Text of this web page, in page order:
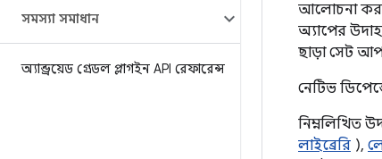
সমস্যা সমাধান
অ্যান্ড্রয়েড গ্রেডল প্লাগইন API রেফারেন্স
আলোচনা
অ্যাপের
ছাড়া সেট
নেটিভ
নিম্নলিখিত
লাইব্রেরি ),